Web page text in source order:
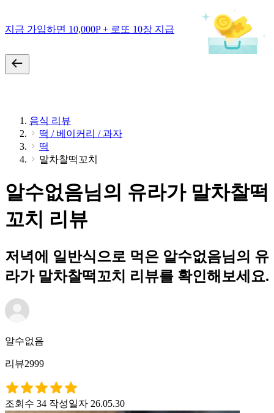
지금 가입하면 10,000P + 로또 10장 지급
음식 리뷰
떡 / 베이커리 / 과자
떡
말차찰떡꼬치
알수없음님의 유라가 말차찰떡
꼬치 리뷰
저녁에 일반식으로 먹은 알수없음님의 유
라가 말차찰떡꼬치 리뷰를 확인해보세요.
알수없음
리뷰2999
조회수 34 작성일자 26.05.30